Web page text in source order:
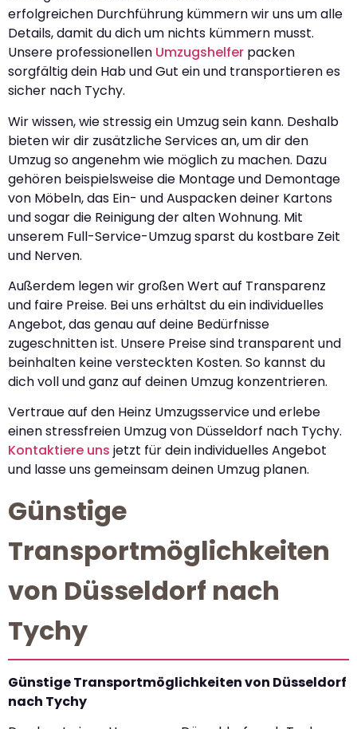
erfolgreichen Durchführung kümmern wir uns um alle
Details, damit du dich um nichts kümmern musst.
Unsere professionellen Umzugshelfer packen
sorgfältig dein Hab und Gut ein und transportieren es
sicher nach Tychy.
Wir wissen, wie stressig ein Umzug sein kann. Deshalb
bieten wir dir zusätzliche Services an, um dir den
Umzug so angenehm wie möglich zu machen. Dazu
gehören beispielsweise die Montage und Demontage
von Möbeln, das Ein- und Auspacken deiner Kartons
und sogar die Reinigung der alten Wohnung. Mit
unserem Full-Service-Umzug sparst du kostbare Zeit
und Nerven.
Außerdem legen wir großen Wert auf Transparenz
und faire Preise. Bei uns erhältst du ein individuelles
Angebot, das genau auf deine Bedürfnisse
zugeschnitten ist. Unsere Preise sind transparent und
beinhalten keine versteckten Kosten. So kannst du
dich voll und ganz auf deinen Umzug konzentrieren.
Vertraue auf den Heinz Umzugsservice und erlebe
einen stressfreien Umzug von Düsseldorf nach Tychy.
Kontaktiere uns jetzt für dein individuelles Angebot
und lasse uns gemeinsam deinen Umzug planen.
Günstige
Transportmöglichkeiten
von Düsseldorf nach
Tychy
Günstige Transportmöglichkeiten von Düsseldorf
nach Tychy